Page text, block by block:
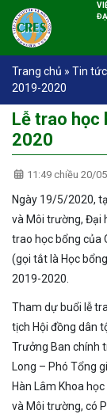
Trang chủ » Tin
2019-2020
Lễ trao học
2020
11:49 chiều 20/
Ngày 19/5/2020,
và Môi trường, Đại
trao học bổng của
(gọi tắt là Học
2019-2020.
Tham dự buổi lễ
tịch Hội đồng dân
Trưởng Ban chính
Long – Phó Tổng
Hàn Lâm Khoa
và Môi trường, có